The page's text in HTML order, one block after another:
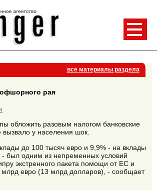
все материалы раздела
рая
обложить разовым налогом банковские
у населения шок.
до 100 тысяч евро и 9,9% - на вклады
был одним из непременных условий
экстренного пакета помощи от ЕС и
евро (13 млрд долларов), - сообщает